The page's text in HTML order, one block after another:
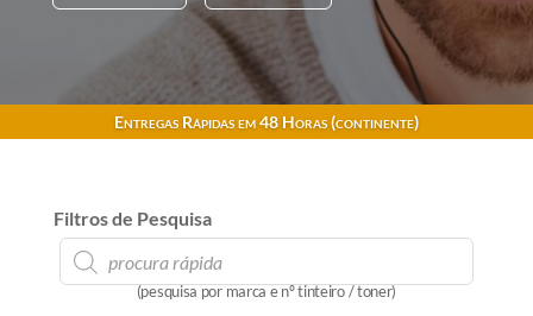
Entregas Rápidas em 48 Horas (continente)
Filtros de Pesquisa
Products
search
(pesquisa por marca e nº tinteiro / toner)